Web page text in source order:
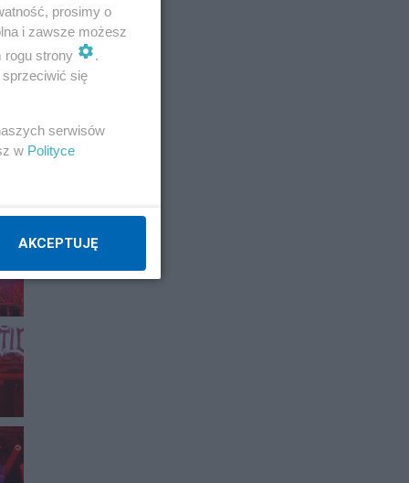
prosimy o
i zawsze możesz
rogu strony
.
się
serwisów
w Polityce
AKCEPTUJĘ